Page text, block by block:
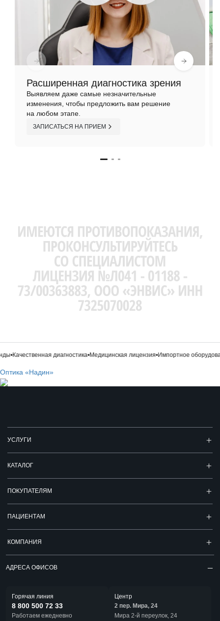
Расширенная диагностика зрения
Выявляем даже самые незначительные
изменения, чтобы предложить вам решение
на любом этапе.
ЗАПИСАТЬСЯ НА ПРИЕМ
•Качественная диагностика•Медицинская лицензия•Импортное
Оптика «Надин»
УСЛУГИ
КАТАЛОГ
ПОКУПАТЕЛЯМ
ПАЦИЕНТАМ
КОМПАНИЯ
АДРЕСА ОФИСОВ
Горячая линия
8 800 500 72 33
Работаем ежедневно
Центр
2 пер. Мира, 24
Мира 2-й переулок, 24